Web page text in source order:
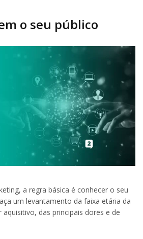
o seu público
a regra básica é conhecer o seu
um levantamento da faixa etária da
aquisitivo, das principais dores e de